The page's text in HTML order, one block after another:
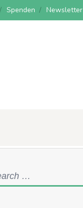
Spenden Newsletter